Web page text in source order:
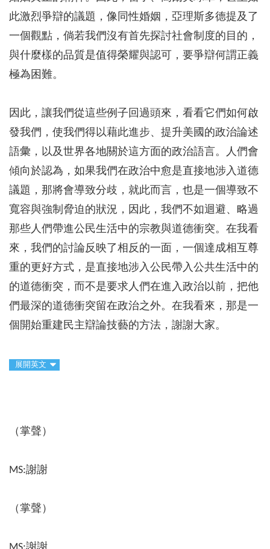
此激烈爭辯的議題，像同性婚姻，亞理斯多德提及了
一個觀點，倘若我們沒有首先探討社會制度的目的，
與什麼樣的品質是值得榮耀與認可，要爭辯何謂正義
極為困難。
因此，讓我們從這些例子回過頭來，看看它們如何啟
發我們，使我們得以藉此進步、提升美國的政治論述
語彙，以及世界各地關於這方面的政治語言。人們會
傾向於認為，如果我們在政治中愈是直接地涉入道德
議題，那將會導致分歧，就此而言，也是一個導致不
寬容與強制脅迫的狀況，因此，我們不如迴避、略過
那些人們帶進公民生活中的宗教與道德衝突。在我看
來，我們的討論反映了相反的一面，一個達成相互尊
重的更好方式，是直接地涉入公民帶入公共生活中的
的道德衝突，而不是要求人們在進入政治以前，把他
們最深的道德衝突留在政治之外。在我看來，那是一
個開始重建民主辯論技藝的方法，謝謝大家。
展開英文
（掌聲）
MS:謝謝
（掌聲）